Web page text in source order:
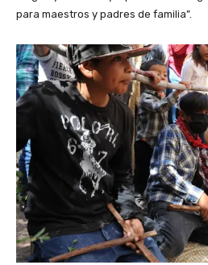
para maestros y padres de familia”.